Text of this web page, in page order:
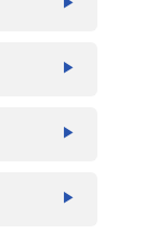
▶
▶
▶